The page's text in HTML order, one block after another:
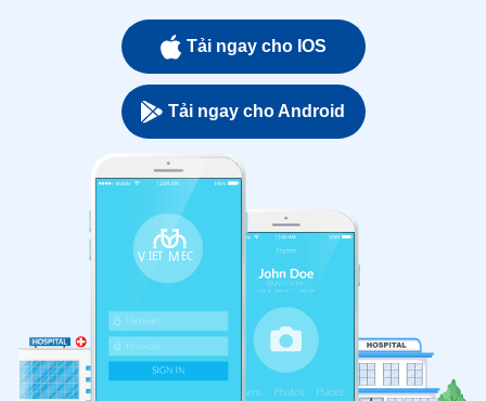
Tải ngay cho IOS
Tải ngay cho Android